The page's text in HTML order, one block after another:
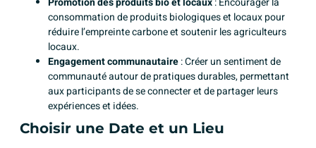
consommation de produits biologiques et locaux pour
réduire l’empreinte carbone et soutenir les agriculteurs
locaux.
Engagement communautaire: Créer un sentiment de
communauté autour de pratiques durables, permettant
aux participants de se connecter et de partager leurs
expériences et idées.
Choisir une Date et un Lieu